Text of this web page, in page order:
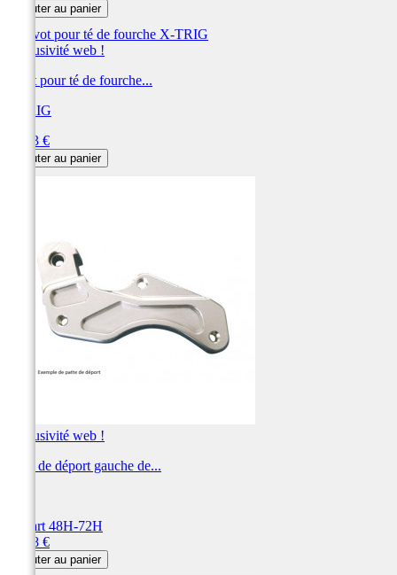
Ajouter au panier
Exclusivité web !
Pivot pour té de fourche...
XTRIG
66,83 €
Ajouter au panier
Exclusivité web !
Patte de déport gauche de...
Départ 48H-72H
66,78 €
Ajouter au panier